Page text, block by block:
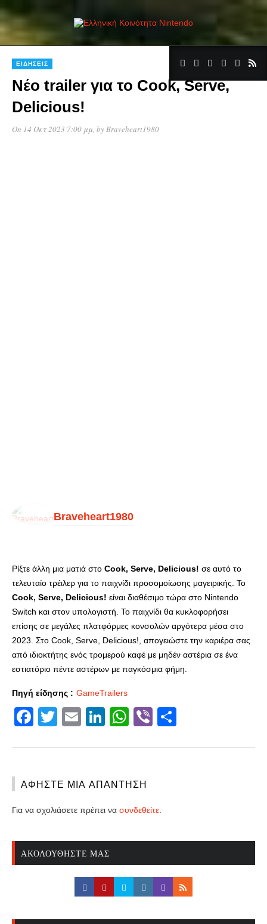
ΕΙΔΉΣΕΙΣ
Νέο trailer για το Cook, Serve,
Delicious!
On 14 Οκτ 2023 7:00 μμ, byBraveheart1980
Braveheart1980
Ρίξτε άλλη μια ματιά στο Cook, Serve, Delicious! σε αυτό το
τελευταίο τρέιλερ για το παιχνίδι προσομοίωσης μαγειρικής. Το
Cook, Serve, Delicious! είναι διαθέσιμο τώρα στο Nintendo
Switch και στον υπολογιστή. Το παιχνίδι θα κυκλοφορήσει
επίσης σε μεγάλες πλατφόρμες κονσολών αργότερα μέσα στο
2023. Στο Cook, Serve, Delicious!, απογειώστε την καριέρα σας
από ιδιοκτήτης ενός τρομερού καφέ με μηδέν αστέρια σε ένα
εστιατόριο πέντε αστέρων με παγκόσμια φήμη.
Πηγή είδησης : GameTrailers
Facebook
Twitter
EmailLinkedIn
WhatsApp
Viber
ΑΦΉΣΤΕ ΜΙΑ ΑΠΆΝΤΗΣΗ
Για να σχολιάσετε πρέπει να συνδεθείτε
ΑΚΟΛΟΥΘΉΣΤΕ ΜΑΣ